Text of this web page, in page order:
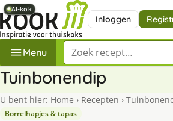
Inloggen
Menu Zoek een recept
Tuinbonendip
U bent hier: Home › Recepten ›
Borrelhapjes & tapas
AI-kok
AI-kok
AI-kok
AI-kok